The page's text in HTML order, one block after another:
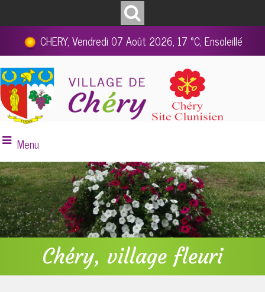
CHERY, Vendredi 07 Août 2026, 17 °C, Ensoleillé
Menu
Chéry, village fleuri